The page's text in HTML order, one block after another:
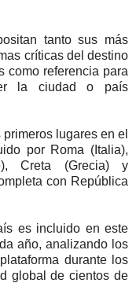
tanto sus más
críticas del destino
como referencia para
la ciudad o país
lugares en el
por Roma (Italia),
Creta (Grecia) y
con República
es incluido en este
año, analizando los
durante los
global de cientos de